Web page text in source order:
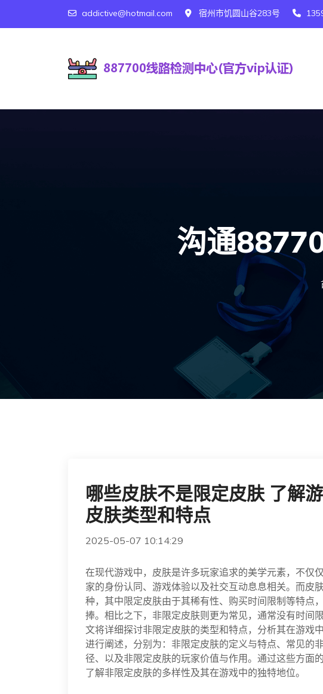
addictive@hotmail.com 宿州市饥圆山谷283号
沟通
哪些皮肤不是限定皮肤 了解
皮肤类型和特点
2025-05-07 10:14:29
在现代游戏中，皮肤是许多玩家追求的美学元素，不仅
家的身份认同、游戏体验以及社交互动息息相关。而皮
种，其中限定皮肤由于其稀有性、购买时间限制等特点
捧。相比之下，非限定皮肤则更为常见，通常没有时间
文将详细探讨非限定皮肤的类型和特点，分析其在游戏
进行阐述，分别为：非限定皮肤的定义与特点、常见的
径、以及非限定皮肤的玩家价值与作用。通过这些方面
了解非限定皮肤的多样性及其在游戏中的独特地位。